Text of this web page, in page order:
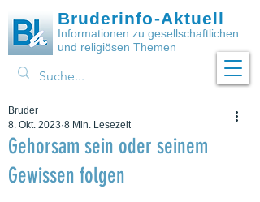
Bruderinfo-Aktuell
Informationen zu gesellschaftlichen
und religiösen Themen
Gehorsam sein oder seinem
Gewissen folgen
Bruder
8. Okt. 2023 8 Min. Lesezeit